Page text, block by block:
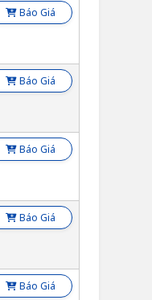
Báo Giá
Báo Giá
Báo Giá
Báo Giá
Báo Giá